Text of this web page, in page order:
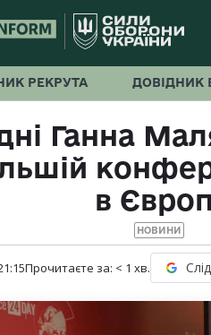
РЕКРУТА ДОВІДНИК
Ганна
в
НОВИНИ
Прочитаєте за: < 1 хв.